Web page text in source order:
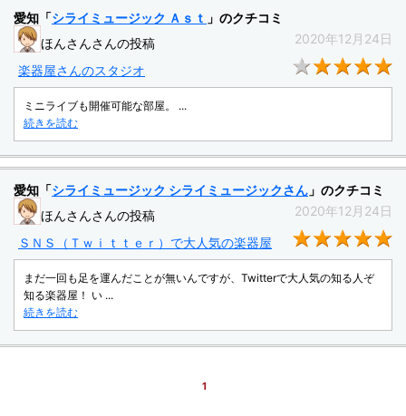
愛知「シライミュージック Ａｓｔ 」のクチコミ
ほんさんさんの投稿
2020年12月24日
楽器屋さんのスタジオ
ミニライブも開催可能な部屋。 ...
続きを読む
愛知「シライミュージック シライミュージックさん 」のクチコミ
ほんさんさんの投稿
2020年12月24日
ＳＮＳ（Ｔｗｉｔｔｅｒ）で大人気の楽器屋
まだ一回も足を運んだことが無いんですが、Twitterで大人気の知る人ぞ
知る楽器屋！ い ...
続きを読む
1